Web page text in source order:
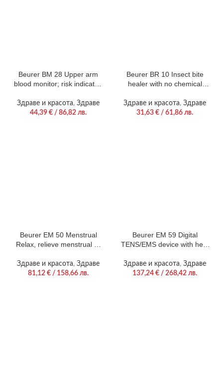
Beurer BM 28 Upper arm
blood monitor; risk indicator;
position control; medical
device; circumferences 22-
Здраве и красота, Здраве
44,39 € / 86,82 лв.
Beurer BR 10 Insect bite
healer with no chemical
inflammation & swelling, 1
programmes, quick-warming
Здраве и красота, Здраве
31,63 € / 61,86 лв.
Beurer EM 50 Menstrual
Relax, relieve menstrual or
Combination of heat and
TENS, 2 replaceable gel
Здраве и красота, Здраве
81,12 € / 158,66 лв.
Beurer EM 59 Digital
TENS/EMS device with heat
Muscle stimulation, Heat
function, Electrode
Здраве и красота, Здраве
137,24 € / 268,42 лв.